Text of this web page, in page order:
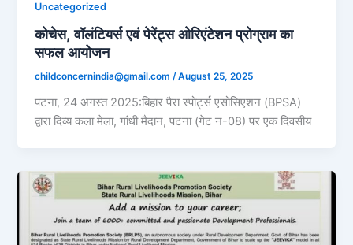
Uncategorized
कोचेस, वॉलंटियर्स एवं पेरेंट्स ओरिएंटेशन प्रोग्राम का
सफल आयोजन
childconcernindia@gmail.com/August 25, 2025
पटना, 24 अगस्त 2025:बिहार पैरा स्पोर्ट्स एसोसिएशन (BPSA)
द्वारा दिव्य कला मेला, गांधी मैदान, पटना (गेट न-08) पर एक दिवसीय